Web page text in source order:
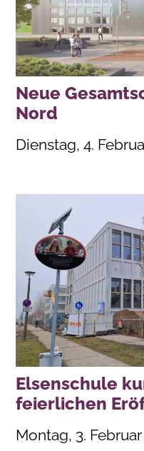
Neue
Nord
Dienstag, 4.
Elsenschule
feierlichen
Montag, 3.